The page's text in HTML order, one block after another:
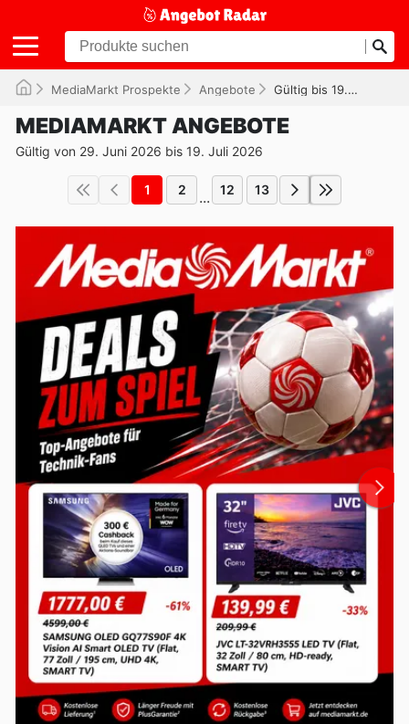
MediaMarkt Prospekte Angebote Gültig bis 19.07.2026
MEDIAMARKT ANGEBOTE
Gültig von 29. Juni 2026 bis 19. Juli 2026
1 2 ... 12 13